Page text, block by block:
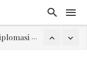
El-Sayed, Palestina, dan Peluang Diplomasi Prabowo